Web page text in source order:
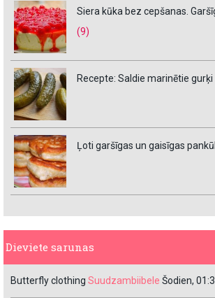
Siera kūka bez cepšanas.
(9)
Recepte: Saldie marinētie gurķi
Ļoti garšīgas un gaisīgas
Dieviete sarunas
Butterfly clothing Suudzambiibele Šodien,